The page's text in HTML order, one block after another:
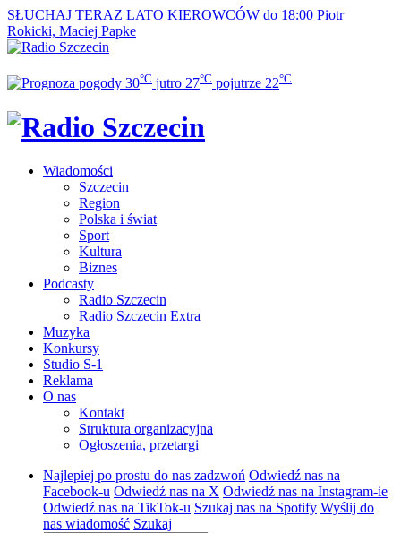
SŁUCHAJ TERAZ LATO KIEROWCÓW do 18:00 Piotr
Rokicki, Maciej Papke
30°C jutro 27°C pojutrze 22°C
Wiadomości
Szczecin
Region
Polska i świat
Sport
Kultura
Biznes
Podcasty
Radio Szczecin
Radio Szczecin Extra
Muzyka
Konkursy
Studio S-1
Reklama
O nas
Kontakt
Struktura organizacyjna
Ogłoszenia, przetargi
Najlepiej po prostu do nas zadzwoń Odwiedź nas na
Facebook-u Odwiedź nas na X Odwiedź nas na Instagram-ie
Odwiedź nas na TikTok-u Szukaj nas na Spotify Wyślij do
nas wiadomość Szukaj